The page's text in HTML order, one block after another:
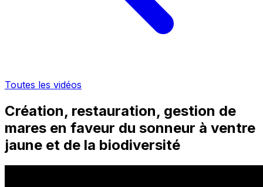
Toutes les vidéos
Création, restauration, gestion de
mares en faveur du sonneur à ventre
jaune et de la biodiversité